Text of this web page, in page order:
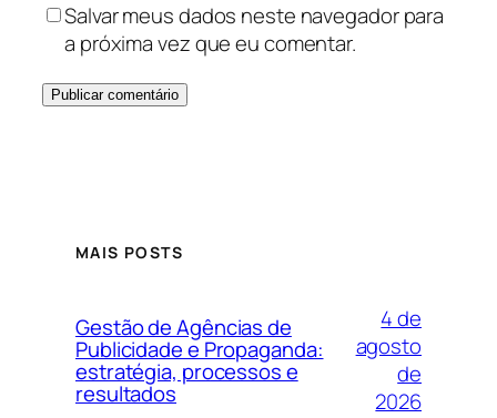
Salvar meus dados neste navegador para
a próxima vez que eu comentar.
MAIS POSTS
Gestão de Agências de
Publicidade e Propaganda:
estratégia, processos e
resultados
4 de
agosto
de
2026